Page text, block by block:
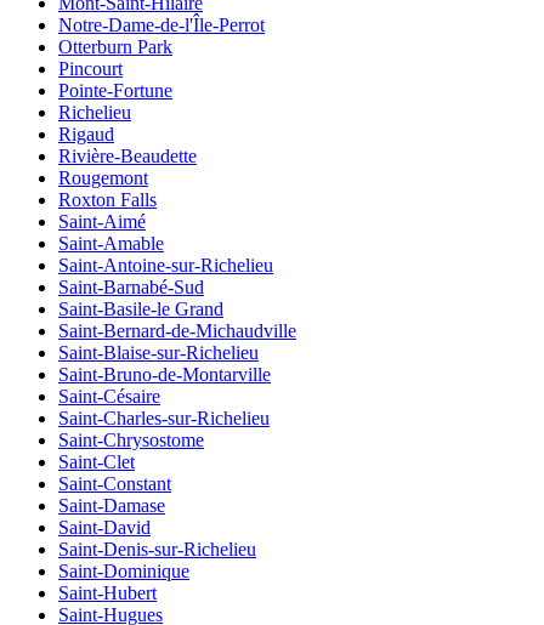
Notre-Dame-de-l'Île-Perrot
Otterburn Park
Pincourt
Pointe-Fortune
Richelieu
Rigaud
Rivière-Beaudette
Rougemont
Roxton Falls
Saint-Aimé
Saint-Amable
Saint-Antoine-sur-Richelieu
Saint-Barnabé-Sud
Saint-Basile-le Grand
Saint-Bernard-de-Michaudville
Saint-Blaise-sur-Richelieu
Saint-Bruno-de-Montarville
Saint-Césaire
Saint-Charles-sur-Richelieu
Saint-Chrysostome
Saint-Clet
Saint-Constant
Saint-Damase
Saint-David
Saint-Denis-sur-Richelieu
Saint-Dominique
Saint-Hubert
Saint-Hugues